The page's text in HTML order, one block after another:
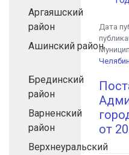
Аргаяшский
район
Ашинский район
Брединский
район
Варненский
район
Верхнеуральский
Дата
от